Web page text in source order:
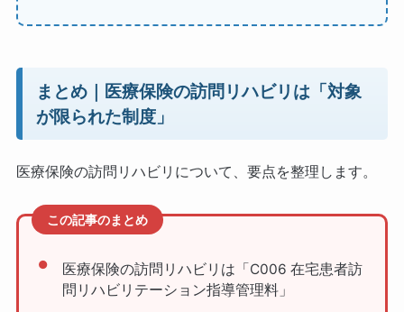
まとめ｜医療保険の訪問リハビリは「対象
が限られた制度」
医療保険の訪問リハビリについて、要点を整理します。
この記事のまとめ
医療保険の訪問リハビリは「C006 在宅患者訪
問リハビリテーション指導管理料」